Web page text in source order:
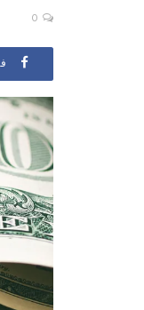
0